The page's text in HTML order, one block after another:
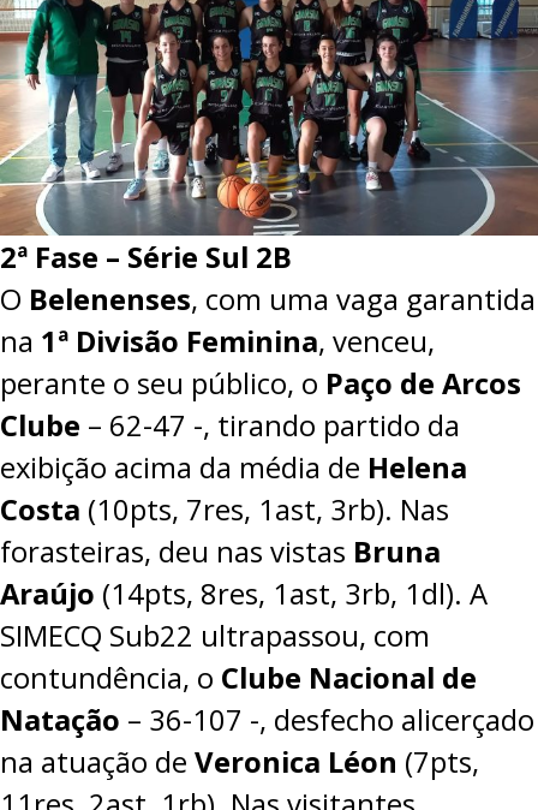
2ª Fase – Série Sul 2B
O Belenenses, com uma vaga garantida
na 1ª Divisão Feminina, venceu,
perante o seu público, o Paço de Arcos
Clube – 62-47 -, tirando partido da
exibição acima da média de Helena
Costa (10pts, 7res, 1ast, 3rb). Nas
forasteiras, deu nas vistas Bruna
Araújo (14pts, 8res, 1ast, 3rb, 1dl). A
SIMECQ Sub22 ultrapassou, com
contundência, o Clube Nacional de
Natação – 36-107 -, desfecho alicerçado
na atuação de Veronica Léon (7pts,